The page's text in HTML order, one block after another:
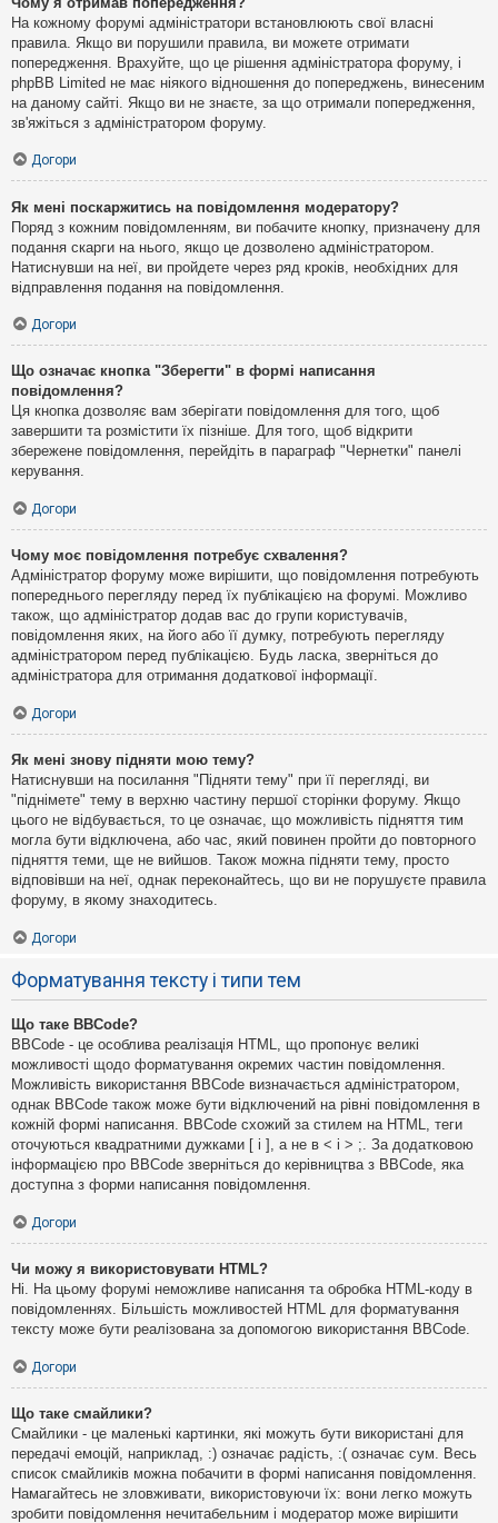
На кожному форумі адміністратори встановлюють свої власні
правила. Якщо ви порушили правила, ви можете отримати
попередження. Врахуйте, що це рішення адміністратора форуму, і
phpBB Limited не має ніякого відношення до попереджень, винесеним
на даному сайті. Якщо ви не знаєте, за що отримали попередження,
зв'яжіться з адміністратором форуму.
Догори
Як мені поскаржитись на повідомлення модератору?
Поряд з кожним повідомленням, ви побачите кнопку, призначену для
подання скарги на нього, якщо це дозволено адміністратором.
Натиснувши на неї, ви пройдете через ряд кроків, необхідних для
відправлення подання на повідомлення.
Догори
Що означає кнопка "Зберегти" в формі написання
повідомлення?
Ця кнопка дозволяє вам зберігати повідомлення для того, щоб
завершити та розмістити їх пізніше. Для того, щоб відкрити
збережене повідомлення, перейдіть в параграф "Чернетки" панелі
керування.
Догори
Чому моє повідомлення потребує схвалення?
Адміністратор форуму може вирішити, що повідомлення потребують
попереднього перегляду перед їх публікацією на форумі. Можливо
також, що адміністратор додав вас до групи користувачів,
повідомлення яких, на його або її думку, потребують перегляду
адміністратором перед публікацією. Будь ласка, зверніться до
адміністратора для отримання додаткової інформації.
Догори
Як мені знову підняти мою тему?
Натиснувши на посилання "Підняти тему" при її перегляді, ви
"піднімете" тему в верхню частину першої сторінки форуму. Якщо
цього не відбувається, то це означає, що можливість підняття тим
могла бути відключена, або час, який повинен пройти до повторного
підняття теми, ще не вийшов. Також можна підняти тему, просто
відповівши на неї, однак переконайтесь, що ви не порушуєте правила
форуму, в якому знаходитесь.
Догори
Форматування тексту і типи тем
Що таке BBCode?
BBCode - це особлива реалізація HTML, що пропонує великі
можливості щодо форматування окремих частин повідомлення.
Можливість використання BBCode визначається адміністратором,
однак BBCode також може бути відключений на рівні повідомлення в
кожній формі написання. BBCode схожий за стилем на HTML, теги
оточуються квадратними дужками [ і ], а не в < і > ;. За додатковою
інформацією про BBCode зверніться до керівництва з BBCode, яка
доступна з форми написання повідомлення.
Догори
Чи можу я використовувати HTML?
Ні. На цьому форумі неможливе написання та обробка HTML-коду в
повідомленнях. Більшість можливостей HTML для форматування
тексту може бути реалізована за допомогою використання BBCode.
Догори
Що таке смайлики?
Смайлики - це маленькі картинки, які можуть бути використані для
передачі емоцій, наприклад, :) означає радість, :( означає сум. Весь
список смайликів можна побачити в формі написання повідомлення.
Намагайтесь не зловживати, використовуючи їх: вони легко можуть
зробити повідомлення нечитабельним і модератор може вирішити